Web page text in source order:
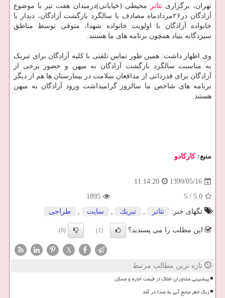
تهران، برگزاریتئاتر
محیطی (خیابانی)درمیدان هفت تیر با موضوع
آزادگان در۲۶مردادماه مصادف با سالگرد بازگشت آزادگان، دیدار با
خانواده آزادگان با اولویت خانواده شهدا، متوفی توسط مناطق
سیزدگانه بنیاد همچون برنامه های ما هستند.
وی اظهار داشت: همین طور تماس تلفنی با کلیه آزادگان برای تبریک
به مناسبت سالگرد بازگشت آزادگان به میهن و حضور برخی از
آزادگان برای قدردانی از مدافعان سلامت در بیمارستان ها هم از دیگر
برنامه های شاخص ما سالروز گرامیداشت ورود آزادگان به میهن
هستند.
منبع:كاركادو
1399/05/16
11:14:20
5.0
/
5
1895
تگهای خبر:
تئاتر , تبریك , سایت , طراحی
این مطلب را می پسندید؟ (1)
(0)
X
تازه ترین مطالب مرتبط
پیشبینی مشاوران املاک از قیمت اجاره و مسکن
زنگ خطر منابع آبی به صدا در آمد